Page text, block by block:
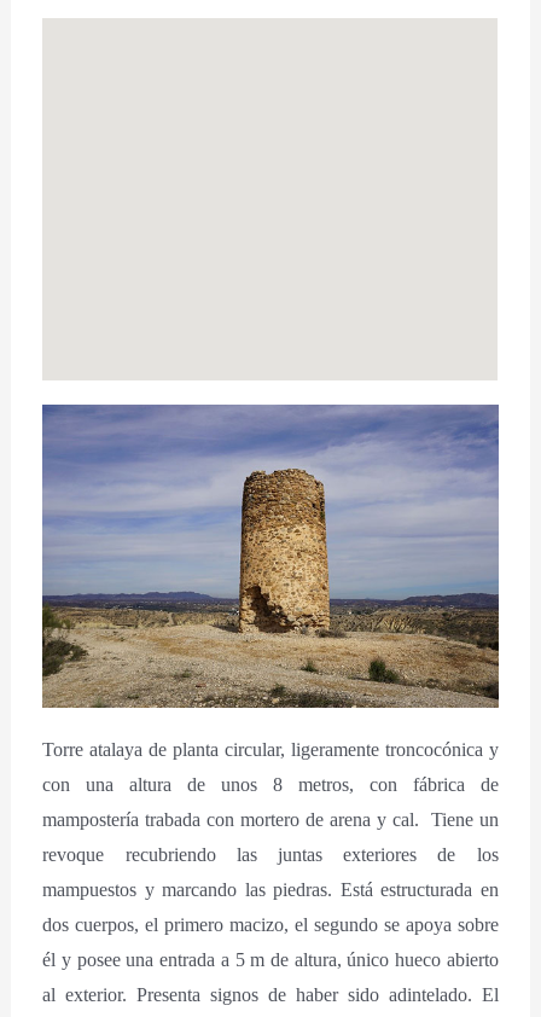
Torre atalaya de planta circular, ligeramente troncocónica y
con una altura de unos 8 metros, con fábrica de
mampostería trabada con mortero de arena y cal. Tiene un
revoque recubriendo las juntas exteriores de los
mampuestos y marcando las piedras. Está estructurada en
dos cuerpos, el primero macizo, el segundo se apoya sobre
él y posee una entrada a 5 m de altura, único hueco abierto
al exterior. Presenta signos de haber sido adintelado. El